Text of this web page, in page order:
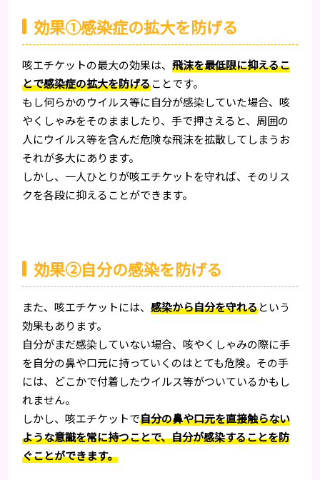
効果①感染症の拡大を防げる
咳エチケットの最大の効果は、飛沫を最低限に抑えるこ
とで感染症の拡大を防げることです。
もし何らかのウイルス等に自分が感染していた場合、咳
やくしゃみをそのまましたり、手で押さえると、周囲の
人にウイルス等を含んだ危険な飛沫を拡散してしまうお
それが多大にあります。
しかし、一人ひとりが咳エチケットを守れば、そのリス
クを各段に抑えることができます。
効果②自分の感染を防げる
また、咳エチケットには、感染から自分を守れるという
効果もあります。
自分がまだ感染していない場合、咳やくしゃみの際に手
を自分の鼻や口元に持っていくのはとても危険。その手
には、どこかで付着したウイルス等がついているかもし
れません。
しかし、咳エチケットで自分の鼻や口元を直接触らない
ような意識を常に持つことで、自分が感染することを防
ぐことができます。